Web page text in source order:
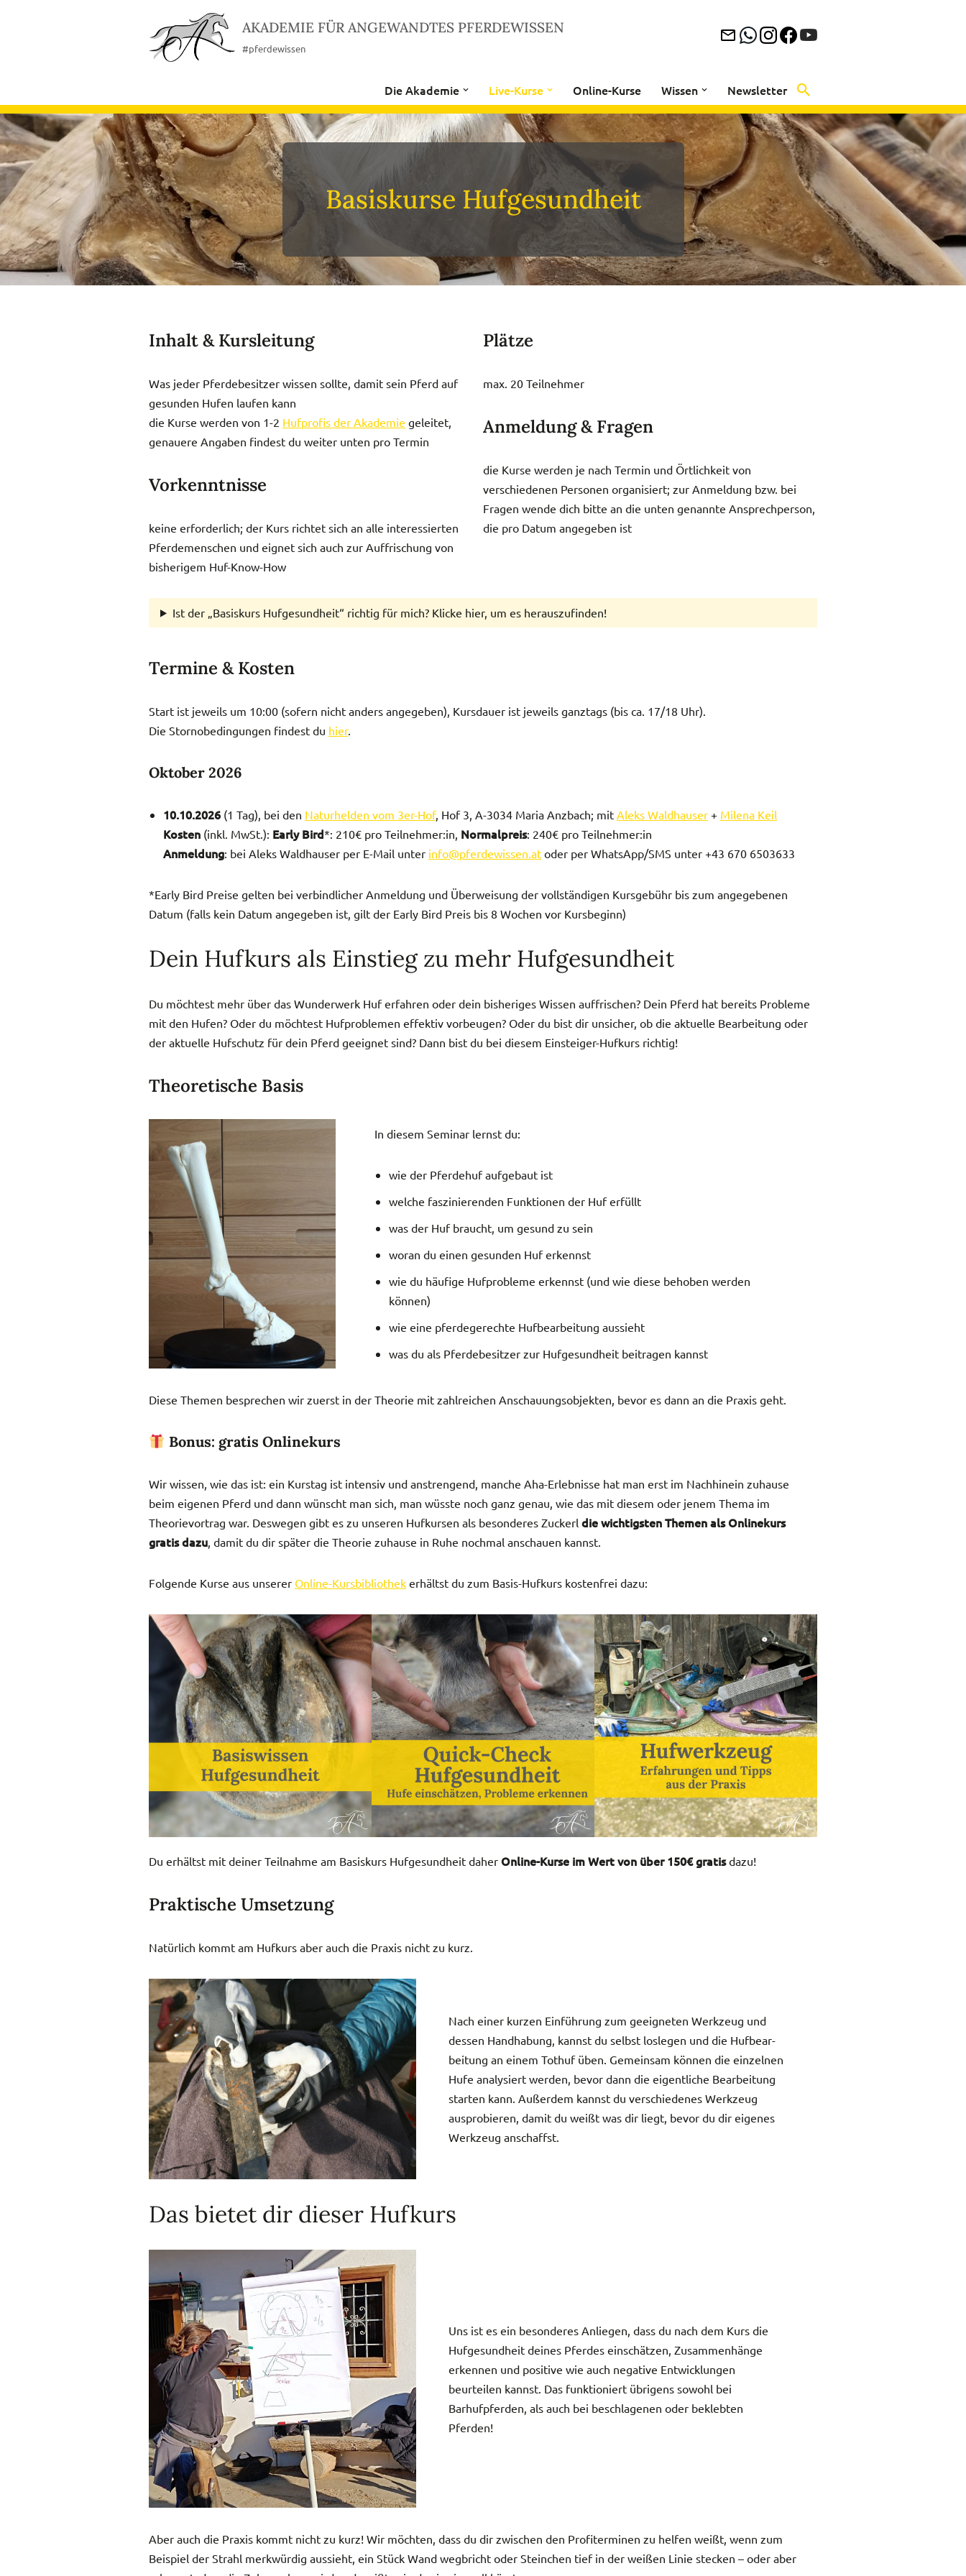
AKADEMIE FÜR ANGEWANDTES PFERDEWISSEN
#pferdewissen
Die Akademie Live-Kurse Online-Kurse Wissen Newsletter
Basiskurse Hufgesundheit
Inhalt & Kursleitung
Was jeder Pferdebesitzer wissen sollte, damit sein Pferd auf
gesunden Hufen laufen kann
die Kurse werden von 1-2 Hufprofis der Akademie geleitet,
genauere Angaben findest du weiter unten pro Termin
Vorkenntnisse
keine erforderlich; der Kurs richtet sich an alle interessierten
Pferdemenschen und eignet sich auch zur Auffrischung von
bisherigem Huf-Know-How
Plätze
max. 20 Teilnehmer
Anmeldung & Fragen
die Kurse werden je nach Termin und Örtlichkeit von
verschiedenen Personen organisiert; zur Anmeldung bzw. bei
Fragen wende dich bitte an die unten genannte Ansprechperson,
die pro Datum angegeben ist
Ist der „Basiskurs Hufgesundheit“ richtig für mich? Klicke hier, um es herauszufinden!
Termine & Kosten
Start ist jeweils um 10:00 (sofern nicht anders angegeben), Kursdauer ist jeweils ganztags (bis ca. 17/18 Uhr).
Die Stornobedingungen findest du hier.
Oktober 2026
10.10.2026 (1 Tag), bei den Naturhelden vom 3er-Hof, Hof 3, A-3034 Maria Anzbach; mit Aleks Waldhauser + Milena Keil
Kosten (inkl. MwSt.): Early Bird*: 210€ pro Teilnehmer:in, Normalpreis: 240€ pro Teilnehmer:in
Anmeldung: bei Aleks Waldhauser per E-Mail unter info@pferdewissen.at oder per WhatsApp/SMS unter +43 670 6503633
*Early Bird Preise gelten bei verbindlicher Anmeldung und Überweisung der vollständigen Kursgebühr bis zum angegebenen
Datum (falls kein Datum angegeben ist, gilt der Early Bird Preis bis 8 Wochen vor Kursbeginn)
Dein Hufkurs als Einstieg zu mehr Hufgesundheit
Du möch­test mehr über das Wunder­werk Huf erfah­ren oder dein bisheriges Wissen auffrischen? Dein Pferd hat bereits Proble­me
mit den Hufen? Oder du möch­test Hufpro­ble­men effek­tiv vorbeu­gen? Oder du bist dir unsi­cher, ob die aktu­el­le Bear­bei­tung oder
der aktu­el­le Hufschutz für dein Pferd geeig­net sind? Dann bist du bei diesem Einsteiger-Hufkurs rich­tig!
Theoretische Basis
In diesem Semi­nar lernst du:
wie der Pferdehuf aufgebaut ist
welche faszinierenden Funktionen der Huf erfüllt
was der Huf braucht, um gesund zu sein
woran du einen gesunden Huf erkennst
wie du häufige Hufprobleme erkennst (und wie diese behoben werden
können)
wie eine pferdegerechte Hufbearbeitung aussieht
was du als Pferdebesitzer zur Hufgesundheit beitragen kannst
Diese Themen bespre­chen wir zuerst in der Theo­rie mit zahl­rei­chen Anschau­ungs­ob­jek­ten, bevor es dann an die Praxis geht.
Bonus: gratis Onlinekurs
Wir wissen, wie das ist: ein Kurstag ist intensiv und anstrengend, manche Aha-Erlebnisse hat man erst im Nachhinein zuhause
beim eigenen Pferd und dann wünscht man sich, man wüsste noch ganz genau, wie das mit diesem oder jenem Thema im
Theorievortrag war. Deswegen gibt es zu unseren Hufkursen als besonderes Zuckerl die wichtigsten Themen als Onlinekurs
gratis dazu , damit du dir später die Theorie zuhause in Ruhe nochmal anschauen kannst.
Folgende Kurse aus unserer Online-Kursbibliothek erhältst du zum Basis-Hufkurs kostenfrei dazu:
Du erhältst mit deiner Teilnahme am Basiskurs Hufgesundheit daher Online-Kurse im Wert von über 150€ gratisdazu!
Praktische Umsetzung
Natürlich kommt am Hufkurs aber auch die Praxis nicht zu kurz.
Nach einer kurzen Einfüh­rung zum geeig­ne­ten Werk­zeug und
dessen Hand­ha­bung, kannst du selbst losle­gen und die Hufbe­ar­
bei­tung an einem Tothuf üben. Gemein­sam können die einzel­nen
Hufe analy­siert werden, bevor dann die eigent­li­che Bear­bei­tung
star­ten kann. Außerdem kannst du verschiedenes Werkzeug
ausprobieren, damit du weißt was dir liegt, bevor du dir eigenes
Werkzeug anschaffst.
Das bietet dir dieser Hufkurs
Uns ist es ein besonderes Anliegen, dass du nach dem Kurs die
Hufgesundheit deines Pferdes einschätzen, Zusammenhänge
erkennen und positive wie auch negative Entwicklungen
beurteilen kannst. Das funktioniert übrigens sowohl bei
Barhufpferden, als auch bei beschlagenen oder beklebten
Pferden!
Aber auch die Praxis kommt nicht zu kurz! Wir möchten, dass du dir zwischen den Profiterminen zu helfen weißt, wenn zum
Beispiel der Strahl merkwürdig aussieht, ein Stück Wand wegbricht oder Steinchen tief in der weißen Linie stecken – oder aber